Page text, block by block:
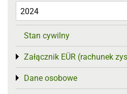
Stan cywilny
Załącznik EÜR (rachunek
Toggle menu
Dane osobowe
Toggle menu